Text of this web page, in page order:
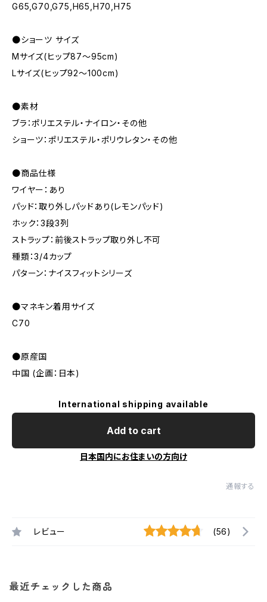
G65,G70,G75,H65,H70,H75
●ショーツ サイズ
Mサイズ(ヒップ87～95cm)
Lサイズ(ヒップ92～100cm)
●素材
ブラ：ポリエステル・ナイロン・その他
ショーツ：ポリエステル・ポリウレタン・その他
●商品仕様
ワイヤー：あり
パッド：取り外しパッドあり(レモンパッド)
ホック：3段3列
ストラップ：前後ストラップ取り外し不可
種類：3/4カップ
パターン：ナイスフィットシリーズ
●マネキン着用サイズ
C70
●原産国
中国 (企画：日本)
International shipping available
Add to cart
日本国内にお住まいの方向け
通報する
レビュー (56)
最近チェックした商品